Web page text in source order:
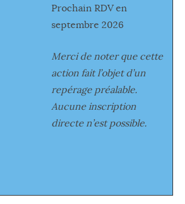
Prochain RDV en
septembre 2026
Merci de noter que cette
action fait l’objet d’un
repérage préalable.
Aucune inscription
directe n’est possible.